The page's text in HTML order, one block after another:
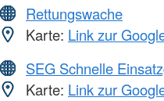
Rettungswache
Karte: Link zur
SEG Schnelle
Karte: Link zur